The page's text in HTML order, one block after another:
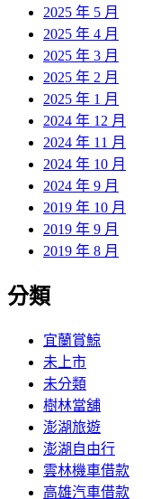
2025 年 5 月
2025 年 4 月
2025 年 3 月
2025 年 2 月
2025 年 1 月
2024 年 12 月
2024 年 11 月
2024 年 10 月
2024 年 9 月
2019 年 10 月
2019 年 9 月
2019 年 8 月
分類
宜蘭賞鯨
未上市
未分類
樹林當舖
澎湖旅遊
澎湖自由行
雲林機車借款
高雄汽車借款